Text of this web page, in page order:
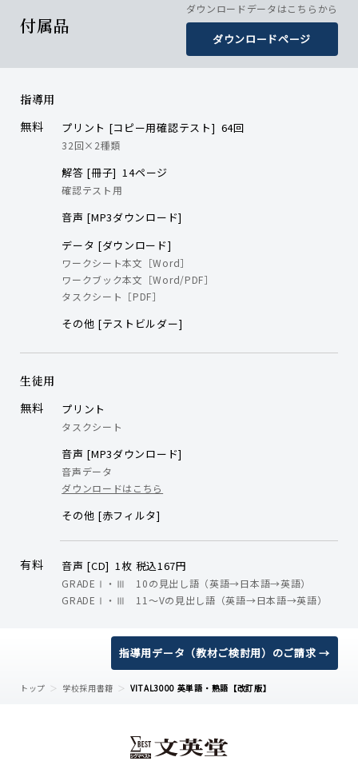
付属品
ダウンロードデータはこちらから
ダウンロードページ
指導用
無料
プリント [コピー用確認テスト] 64回
32回×2種類
解答 [冊子] 14ページ
確認テスト用
音声 [MP3ダウンロード]
データ [ダウンロード]
ワークシート本文［Word］
ワークブック本文［Word/PDF］
タスクシート［PDF］
その他 [テストビルダー]
生徒用
無料
プリント
タスクシート
音声 [MP3ダウンロード]
音声データ
ダウンロードはこちら
その他 [赤フィルタ]
有料 音声 [CD] 1枚 税込167円
GRADEⅠ・Ⅲ 10の見出し語（英語→日本語→英語）
GRADEⅠ・Ⅲ 11～Vの見出し語（英語→日本語→英語）
指導用データ（教材ご検討用）のご請求 →
トップ 学校採用書籍 VITAL3000 英単語・熟語【改訂版】